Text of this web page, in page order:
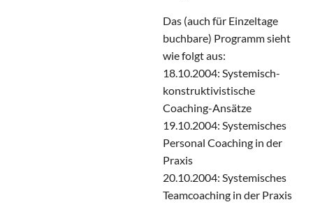
Das (auch für Einzeltage
buchbare) Programm sieht
wie folgt aus:
18.10.2004: Systemisch-
konstruktivistische
Coaching-Ansätze
19.10.2004: Systemisches
Personal Coaching in der
Praxis
20.10.2004: Systemisches
Teamcoaching in der Praxis